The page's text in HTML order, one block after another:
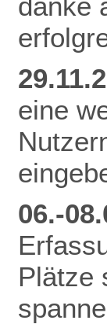
eine
06.-
Plätze